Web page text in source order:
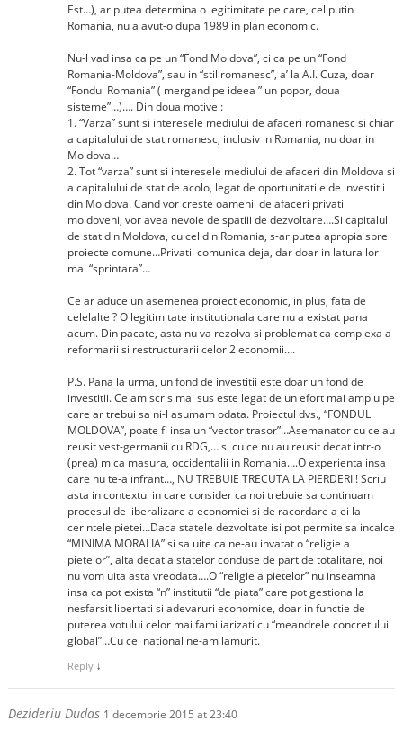
Est…), ar putea determina o legitimitate pe care, cel putin
Romania, nu a avut-o dupa 1989 in plan economic.
Nu-l vad insa ca pe un “Fond Moldova”, ci ca pe un “Fond
Romania-Moldova”, sau in “stil romanesc”, a’ la A.I. Cuza, doar
“Fondul Romania” ( mergand pe ideea ” un popor, doua
sisteme”…)…. Din doua motive :
1. “Varza” sunt si interesele mediului de afaceri romanesc si chiar
a capitalului de stat romanesc, inclusiv in Romania, nu doar in
Moldova…
2. Tot “varza” sunt si interesele mediului de afaceri din Moldova si
a capitalului de stat de acolo, legat de oportunitatile de investitii
din Moldova. Cand vor creste oamenii de afaceri privati
moldoveni, vor avea nevoie de spatiii de dezvoltare….Si capitalul
de stat din Moldova, cu cel din Romania, s-ar putea apropia spre
proiecte comune…Privatii comunica deja, dar doar in latura lor
mai “sprintara”…
Ce ar aduce un asemenea proiect economic, in plus, fata de
celelalte ? O legitimitate institutionala care nu a existat pana
acum. Din pacate, asta nu va rezolva si problematica complexa a
reformarii si restructurarii celor 2 economii….
P.S. Pana la urma, un fond de investitii este doar un fond de
investitii. Ce am scris mai sus este legat de un efort mai amplu pe
care ar trebui sa ni-l asumam odata. Proiectul dvs., “FONDUL
MOLDOVA”, poate fi insa un “vector trasor”…Asemanator cu ce au
reusit vest-germanii cu RDG,… si cu ce nu au reusit decat intr-o
(prea) mica masura, occidentalii in Romania….O experienta insa
care nu te-a infrant…, NU TREBUIE TRECUTA LA PIERDERI ! Scriu
asta in contextul in care consider ca noi trebuie sa continuam
procesul de liberalizare a economiei si de racordare a ei la
cerintele pietei…Daca statele dezvoltate isi pot permite sa incalce
“MINIMA MORALIA” si sa uite ca ne-au invatat o “religie a
pietelor”, alta decat a statelor conduse de partide totalitare, noi
nu vom uita asta vreodata….O “religie a pietelor” nu inseamna
insa ca pot exista “n” institutii “de piata” care pot gestiona la
nesfarsit libertati si adevaruri economice, doar in functie de
puterea votului celor mai familiarizati cu “meandrele concretului
global”…Cu cel national ne-am lamurit.
Reply ↓
Dezideriu Dudas 1 decembrie 2015 at 23:40